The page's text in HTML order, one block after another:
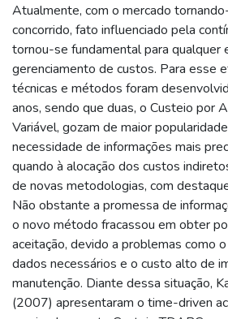
Atualmente, com o mercado
concorrido, fato influenciado pela
tornou-se fundamental para qualquer
gerenciamento de custos. Para esse
técnicas e métodos foram
anos, sendo que duas, o Custeio por
Variável, gozam de maior
necessidade de informações mais
quando à alocação dos custos
de novas metodologias, com
Não obstante a promessa de
o novo método fracassou em obter
aceitação, devido a problemas como
dados necessários e o custo alto de
manutenção. Diante dessa situação,
(2007) apresentaram o time-driven